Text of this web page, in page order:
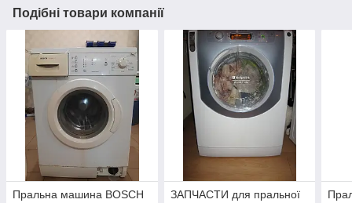
Подібні товари компанії
Пральна машина BOSCH
ЗАПЧАСТИ для пральної